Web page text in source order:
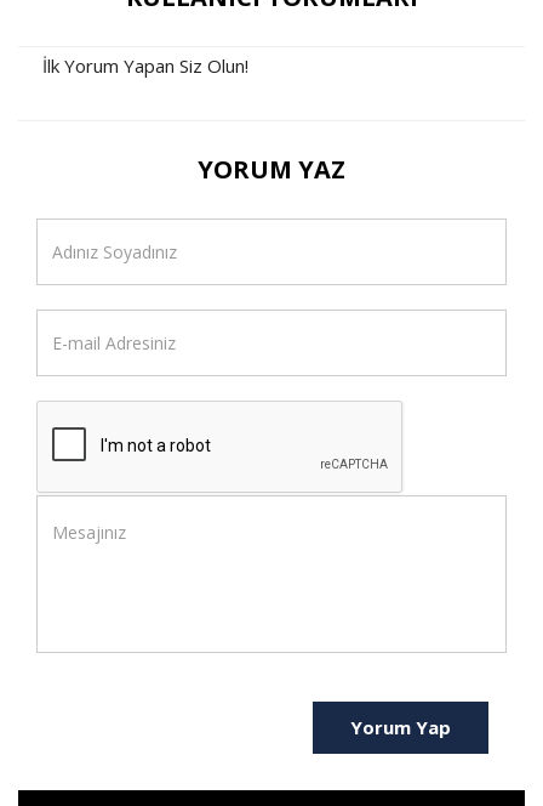
İlk Yorum Yapan Siz Olun!
YORUM YAZ
Yorum Yap